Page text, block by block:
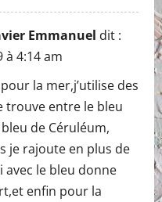
Emmanuel dit :
à 4:14 am
la mer,j’utilise des
trouve entre le bleu
de Céruléum,
je rajoute en plus de
avec le bleu donne
enfin pour la